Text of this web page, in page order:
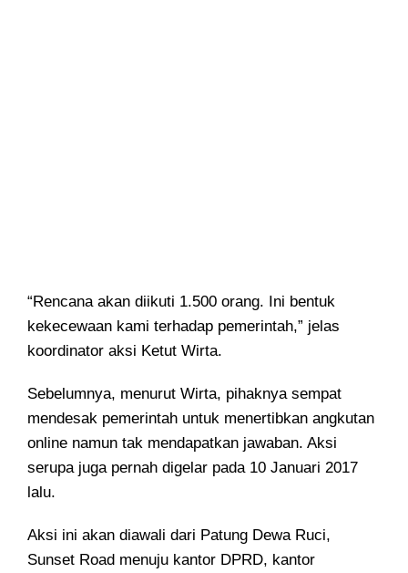
“Rencana akan diikuti 1.500 orang. Ini bentuk
kekecewaan kami terhadap pemerintah,” jelas
koordinator aksi Ketut Wirta.
Sebelumnya, menurut Wirta, pihaknya sempat
mendesak pemerintah untuk menertibkan angkutan
online namun tak mendapatkan jawaban. Aksi
serupa juga pernah digelar pada 10 Januari 2017
lalu.
Aksi ini akan diawali dari Patung Dewa Ruci,
Sunset Road menuju kantor DPRD, kantor